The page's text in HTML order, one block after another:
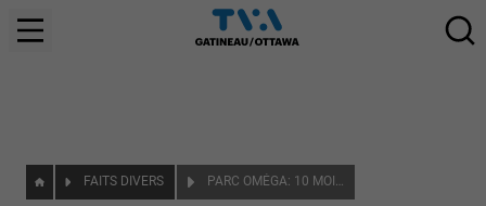
FAITS DIVERS PARC OMÉGA: 10 MOIS DE PRISON POUR AVOIR TUÉ DES ANIMAUX